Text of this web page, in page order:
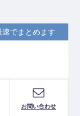
でまとめます
お問い合わせ